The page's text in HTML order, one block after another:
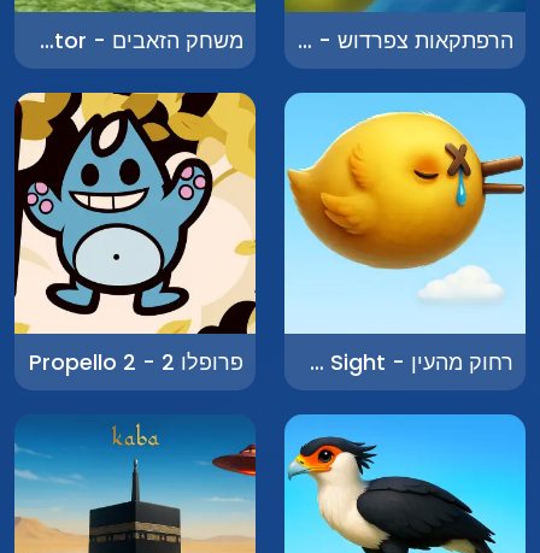
הרפתקאות צפרדוש - Adventures of Frogdoosh משחק הזאבים - Wolf Family Simulator
רחוק מהעין - Far From Sight פרופלו 2 - Propello 2